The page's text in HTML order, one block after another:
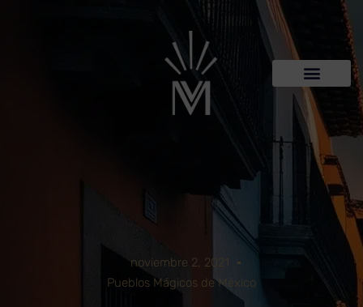
noviembre 2, 2021
Pueblos Mágicos de México